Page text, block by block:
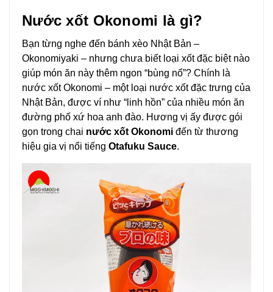
Nước xốt Okonomi là gì?
Bạn từng nghe đến bánh xèo Nhật Bản –
Okonomiyaki – nhưng chưa biết loại xốt đặc biệt nào
giúp món ăn này thêm ngon “bùng nổ”? Chính là
nước xốt Okonomi – một loại nước xốt đặc trưng của
Nhật Bản, được ví như “linh hồn” của nhiều món ăn
đường phố xứ hoa anh đào. Hương vị ấy được gói
gọn trong chai nước xốt Okonomi đến từ thương
hiệu gia vị nổi tiếng Otafuku Sauce.